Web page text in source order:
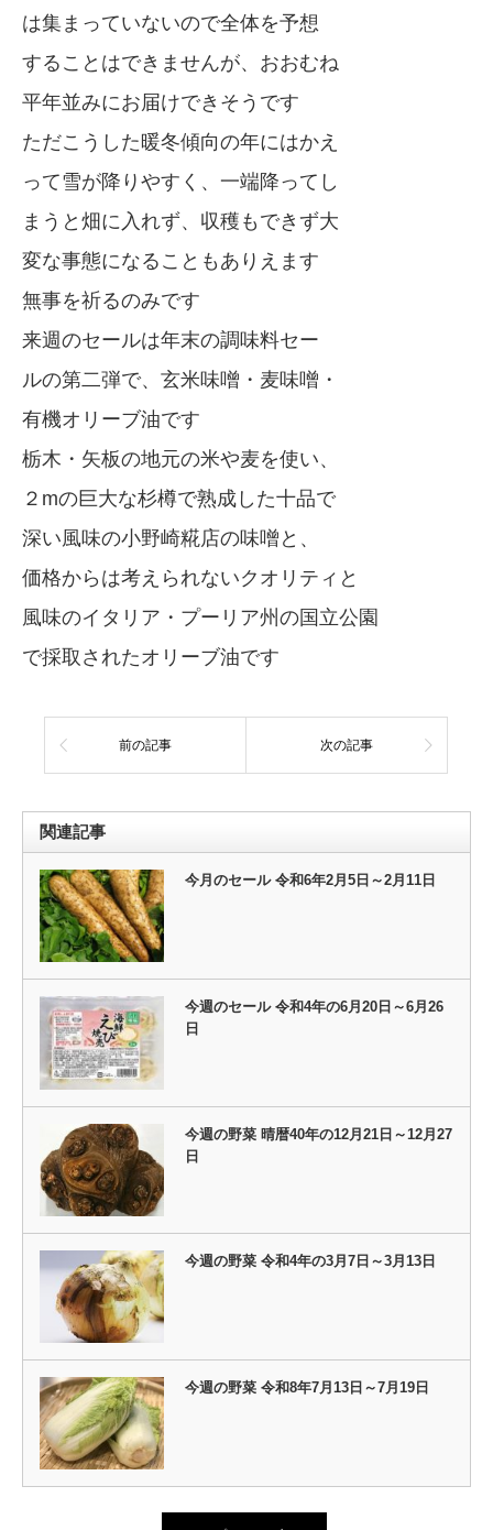
は集まっていないので全体を予想
することはできませんが、おおむね
平年並みにお届けできそうです
ただこうした暖冬傾向の年にはかえ
って雪が降りやすく、一端降ってし
まうと畑に入れず、収穫もできず大
変な事態になることもありえます
無事を祈るのみです
来週のセールは年末の調味料セー
ルの第二弾で、玄米味噌・麦味噌・
有機オリーブ油です
栃木・矢板の地元の米や麦を使い、
２mの巨大な杉樽で熟成した十品で
深い風味の小野崎糀店の味噌と、
価格からは考えられないクオリティと
風味のイタリア・プーリア州の国立公園
で採取されたオリーブ油です
前の記事 次の記事
関連記事
今月のセール 令和6年2月5日～2月11日
今週のセール 令和4年の6月20日～6月26
日
今週の野菜 晴暦40年の12月21日～12月27
日
今週の野菜 令和4年の3月7日～3月13日
今週の野菜 令和8年7月13日～7月19日